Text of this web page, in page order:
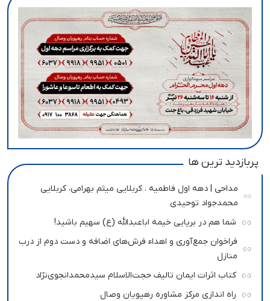
پربازدید ترین ها
مداحی | دهه اول فاطمیه ، کربلایی میثم بهرامی، کربلایی
محمدجواد توحیدی
شما هم در برپایی خیمه اباعبدالله (ع) سهیم باشید!
فراخوان جمع‌آوری و اهداء فرش‌های اضافه و دست دوم از درب
منازل
کتاب اثرات ایمان تالیف حجت‌الاسلام سیدمحمدانجوی‌نژاد
راه اندازی مرکز مشاوره رهپویان وصال